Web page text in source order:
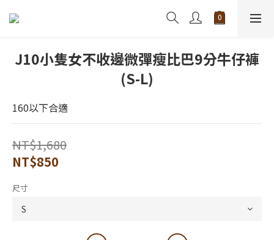
J10小隻女不收邊微彈瘦比巴9分牛仔褲
(S-L)
160以下合適
NT$1,680
NT$850
尺寸